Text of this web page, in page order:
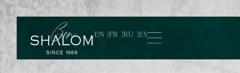
ES
RU
FR
EN